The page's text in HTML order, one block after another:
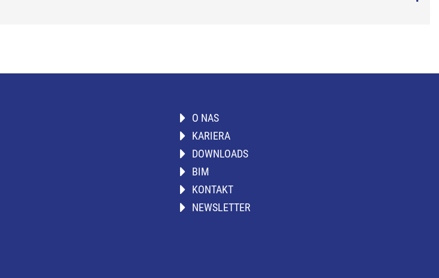
O NAS
KARIERA
DOWNLOADS
BIM
KONTAKT
NEWSLETTER